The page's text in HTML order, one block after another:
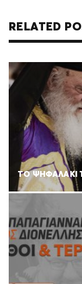
RELATED
ΤΟ ΨΗΦΑΛΑΚΙ